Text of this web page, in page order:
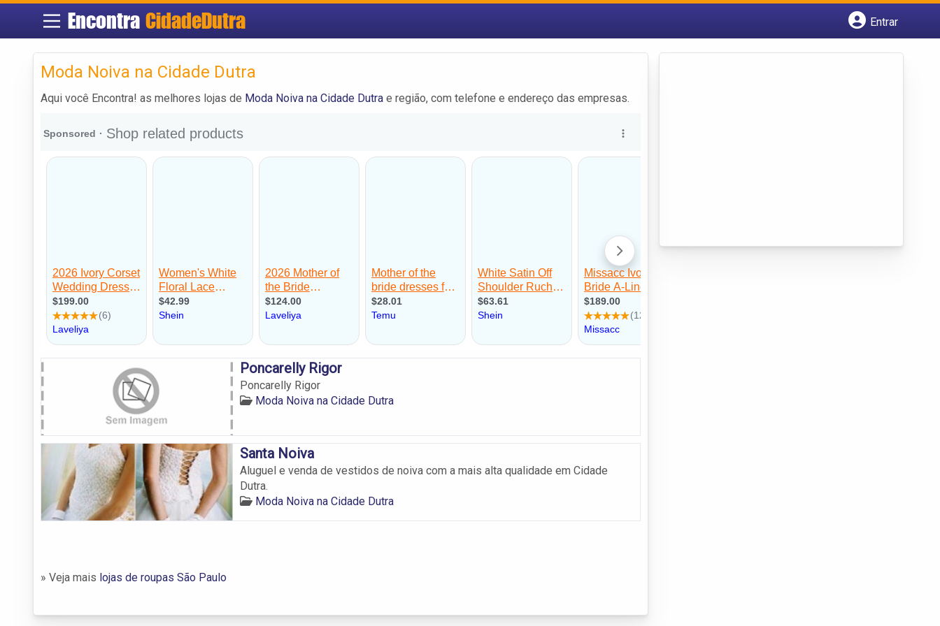
EncontraCidadeDutra
Entrar
Moda Noiva na Cidade Dutra
Aqui você Encontra! as melhores lojas de Moda Noiva na Cidade Dutra e região, com telefone e endereço das empresas.
Poncarelly Rigor
Poncarelly Rigor
Moda Noiva na Cidade Dutra
Santa Noiva
Aluguel e venda de vestidos de noiva com a mais alta qualidade em Cidade
Dutra.
Moda Noiva na Cidade Dutra
» Veja mais lojas de roupas São Paulo